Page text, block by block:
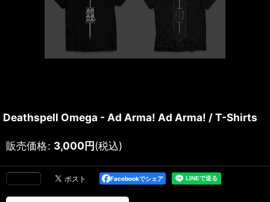
Deathspell Omega - Ad Arma! Ad Arma! / T-Shirts
販売価格: 3,000円(税込)
Facebookでシェア